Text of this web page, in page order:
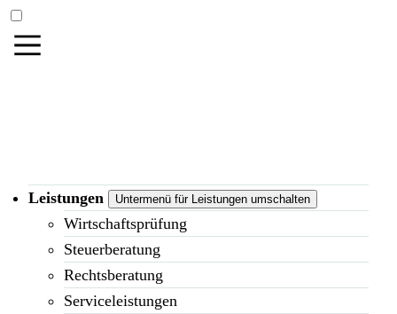
Leistungen Untermenü für Leistungen umschalten
Wirtschaftsprüfung
Steuerberatung
Rechtsberatung
Serviceleistungen